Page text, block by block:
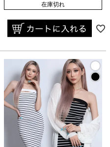
在庫切れ